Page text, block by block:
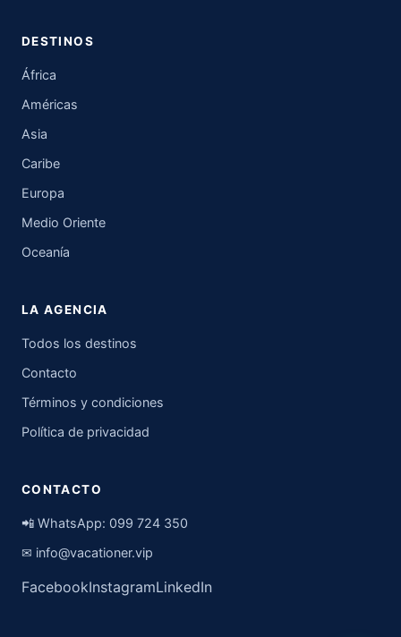
DESTINOS
África
Américas
Asia
Caribe
Europa
Medio Oriente
Oceanía
LA AGENCIA
Todos los destinos
Contacto
Términos y condiciones
Política de privacidad
CONTACTO
📲 WhatsApp: 099 724 350
✉ info@vacationer.vip
FacebookInstagramLinkedIn